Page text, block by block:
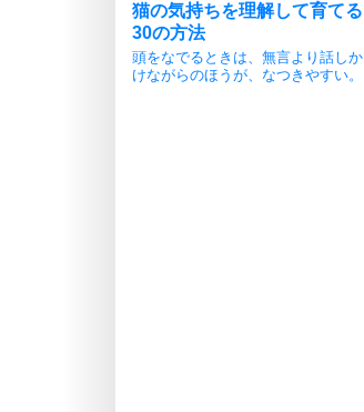
猫の気持ちを理解して育てる
30の方法
頭をなでるときは、無言より話しか
けながらのほうが、なつきやすい。